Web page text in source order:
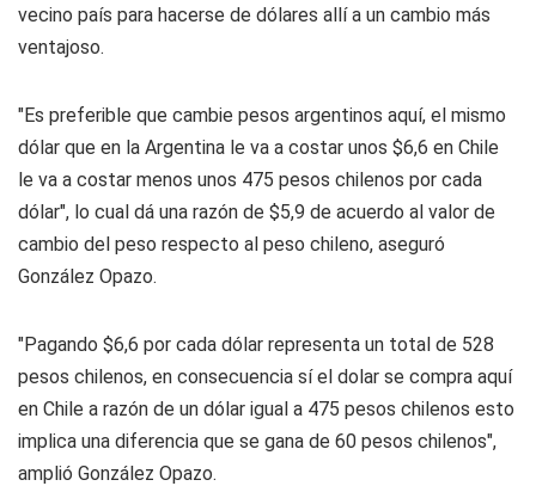
vecino país para hacerse de dólares allí a un cambio más
ventajoso.
"Es preferible que cambie pesos argentinos aquí, el mismo
dólar que en la Argentina le va a costar unos $6,6 en Chile
le va a costar menos unos 475 pesos chilenos por cada
dólar", lo cual dá una razón de $5,9 de acuerdo al valor de
cambio del peso respecto al peso chileno, aseguró
González Opazo.
"Pagando $6,6 por cada dólar representa un total de 528
pesos chilenos, en consecuencia sí el dolar se compra aquí
en Chile a razón de un dólar igual a 475 pesos chilenos esto
implica una diferencia que se gana de 60 pesos chilenos",
amplió González Opazo.